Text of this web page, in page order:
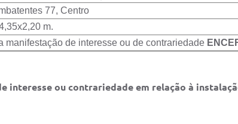
77, Centro
m.
manifestação de interesse ou de contrariedade
interesse ou contrariedade em relação à